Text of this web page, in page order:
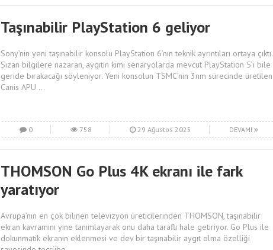
Taşınabilir PlayStation 6 geliyor
Sony’nin yeni taşınabilir konsolu PlayStation 6’nın teknik ayrıntıları ortaya çıktı.
Sızan bilgilere nazaran, aygıtın kimi senaryolarda mevcut PlayStation 5’i bile
geride bırakacağı söyleniyor. Yeni konsolun TSMC’nin 3nm sürecinde üretilen
Canis APU ...
0 758 29 Ağustos 2025 DEVAMI
THOMSON Go Plus 4K ekranı ile fark
yaratıyor
Avrupa’nın en çok bilinen televizyon üreticilerinden THOMSON, taşınabilir
ekran kavramını yine tanımlayarak onu daha taraflı hale getiriyor. Go Plus ile
dokunmatik ekranın eklenmesi ve dev bir taşınabilir aygıt olma özelliği